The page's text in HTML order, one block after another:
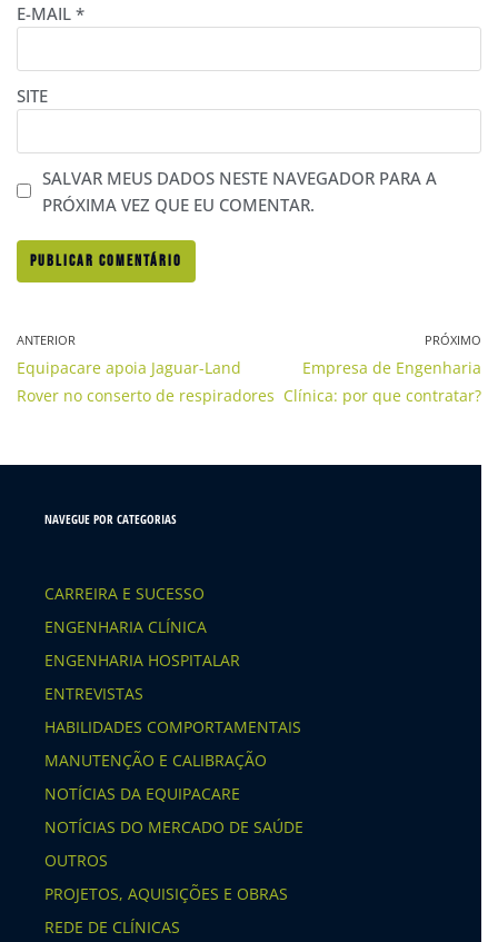
E-MAIL *
SITE
SALVAR MEUS DADOS NESTE NAVEGADOR PARA A
PRÓXIMA VEZ QUE EU COMENTAR.
ANTERIOR
Equipacare apoia Jaguar-Land
Rover no conserto de respiradores
PRÓXIMO
Empresa de Engenharia
Clínica: por que contratar?
NAVEGUE POR CATEGORIAS
CARREIRA E SUCESSO
ENGENHARIA CLÍNICA
ENGENHARIA HOSPITALAR
ENTREVISTAS
HABILIDADES COMPORTAMENTAIS
MANUTENÇÃO E CALIBRAÇÃO
NOTÍCIAS DA EQUIPACARE
NOTÍCIAS DO MERCADO DE SAÚDE
OUTROS
PROJETOS, AQUISIÇÕES E OBRAS
REDE DE CLÍNICAS